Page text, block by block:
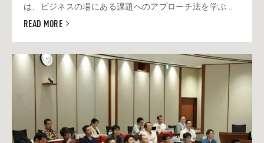
は、ビジネスの場にある課題へのアプローチ法を学ぶ...
READ MORE